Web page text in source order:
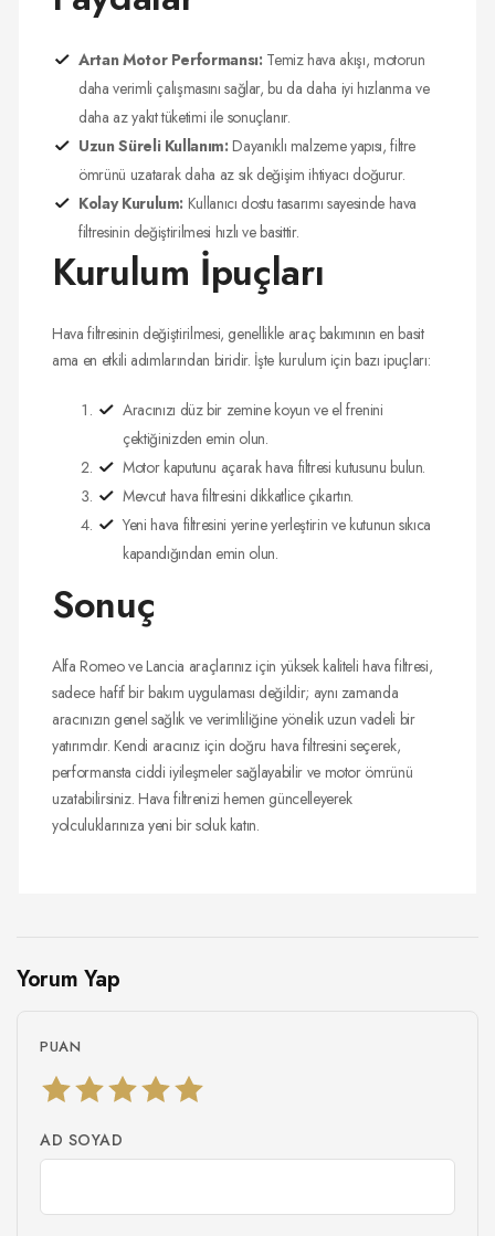
Artan Motor Performansı: Temiz hava akışı, motorun
daha verimli çalışmasını sağlar, bu da daha iyi hızlanma ve
daha az yakıt tüketimi ile sonuçlanır.
Uzun Süreli Kullanım: Dayanıklı malzeme yapısı, filtre
ömrünü uzatarak daha az sık değişim ihtiyacı doğurur.
Kolay Kurulum: Kullanıcı dostu tasarımı sayesinde hava
filtresinin değiştirilmesi hızlı ve basittir.
Kurulum İpuçları
Hava filtresinin değiştirilmesi, genellikle araç bakımının en basit
ama en etkili adımlarından biridir. İşte kurulum için bazı ipuçları:
Aracınızı düz bir zemine koyun ve el frenini
çektiğinizden emin olun.
Motor kaputunu açarak hava filtresi kutusunu bulun.
Mevcut hava filtresini dikkatlice çıkartın.
Yeni hava filtresini yerine yerleştirin ve kutunun sıkıca
kapandığından emin olun.
Sonuç
Alfa Romeo ve Lancia araçlarınız için yüksek kaliteli hava filtresi,
sadece hafif bir bakım uygulaması değildir; aynı zamanda
aracınızın genel sağlık ve verimliliğine yönelik uzun vadeli bir
yatırımdır. Kendi aracınız için doğru hava filtresini seçerek,
performansta ciddi iyileşmeler sağlayabilir ve motor ömrünü
uzatabilirsiniz. Hava filtrenizi hemen güncelleyerek
yolculuklarınıza yeni bir soluk katın.
Yorum Yap
PUAN
AD SOYAD